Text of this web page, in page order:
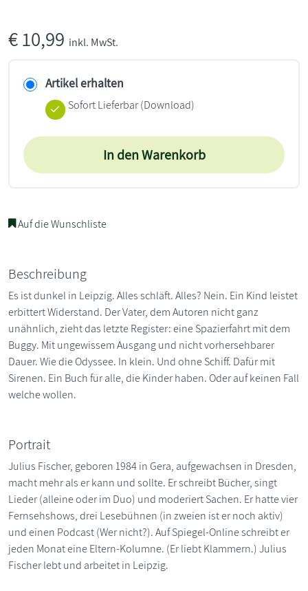
€10,99 inkl. MwSt.
Artikel erhalten
Sofort Lieferbar (Download)
In den Warenkorb
Auf die Wunschliste
Beschreibung
Es ist dunkel in Leipzig. Alles schläft. Alles? Nein. Ein Kind leistet
erbittert Widerstand. Der Vater, dem Autoren nicht ganz
unähnlich, zieht das letzte Register: eine Spazierfahrt mit dem
Buggy. Mit ungewissem Ausgang und nicht vorhersehbarer
Dauer. Wie die Odyssee. In klein. Und ohne Schiff. Dafür mit
Sirenen. Ein Buch für alle, die Kinder haben. Oder auf keinen Fall
welche wollen.
Portrait
Julius Fischer, geboren 1984 in Gera, aufgewachsen in Dresden,
macht mehr als er kann und sollte. Er schreibt Bücher, singt
Lieder (alleine oder im Duo) und moderiert Sachen. Er hatte vier
Fernsehshows, drei Lesebühnen (in zweien ist er noch aktiv)
und einen Podcast (Wer nicht?). Auf Spiegel-Online schreibt er
jeden Monat eine Eltern-Kolumne. (Er liebt Klammern.) Julius
Fischer lebt und arbeitet in Leipzig.